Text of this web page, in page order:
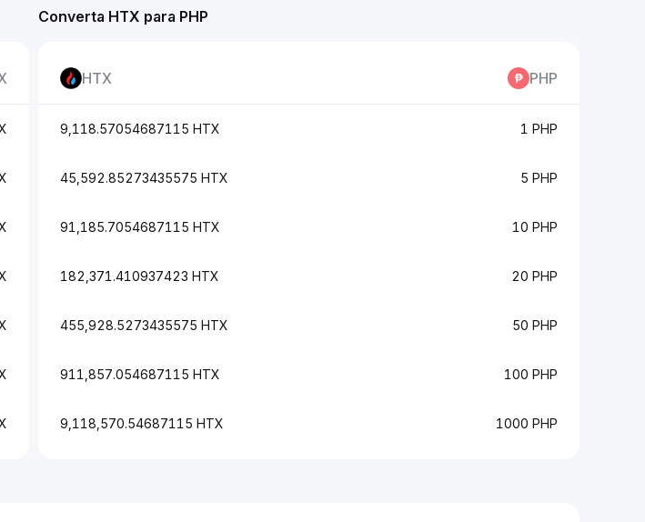
Converta HTX para PHP
HTX PHP
9,118.57054687115 HTX 1 PHP
45,592.85273435575 HTX 5 PHP
91,185.7054687115 HTX 10 PHP
182,371.410937423 HTX 20 PHP
455,928.5273435575 HTX 50 PHP
911,857.054687115 HTX 100 PHP
9,118,570.54687115 HTX 1000 PHP